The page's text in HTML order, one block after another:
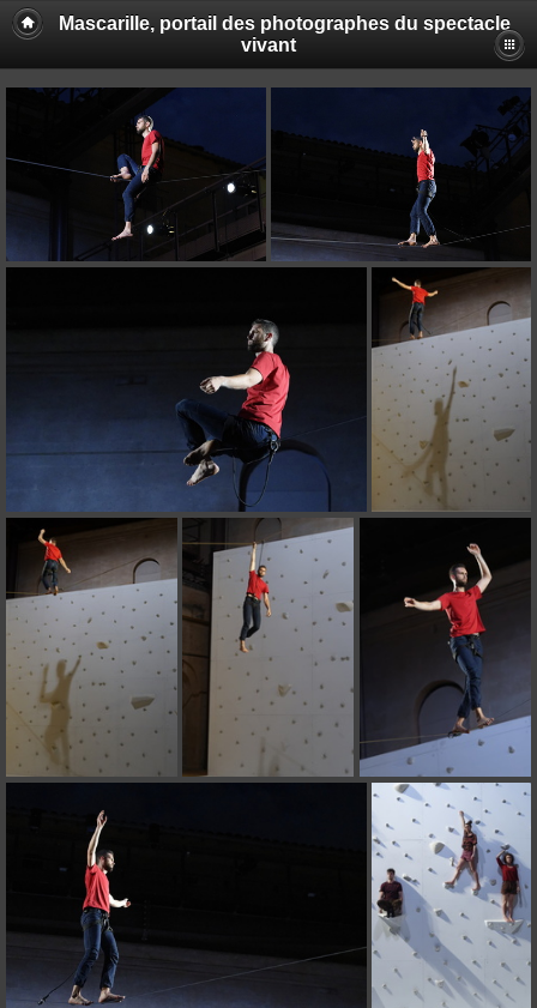
Mascarille, portail des photographes du spectacle
vivant